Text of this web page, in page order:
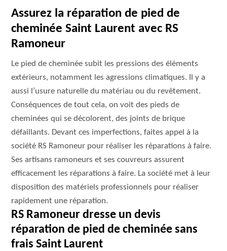
Assurez la réparation de pied de
cheminée Saint Laurent avec RS
Ramoneur
Le pied de cheminée subit les pressions des éléments
extérieurs, notamment les agressions climatiques. Il y a
aussi l’usure naturelle du matériau ou du revêtement.
Conséquences de tout cela, on voit des pieds de
cheminées qui se décolorent, des joints de brique
défaillants. Devant ces imperfections, faites appel à la
société RS Ramoneur pour réaliser les réparations à faire.
Ses artisans ramoneurs et ses couvreurs assurent
efficacement les réparations à faire. La société met à leur
disposition des matériels professionnels pour réaliser
rapidement une réparation.
RS Ramoneur dresse un devis
réparation de pied de cheminée sans
frais Saint Laurent